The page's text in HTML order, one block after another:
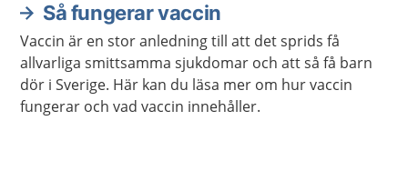
Så fungerar vaccin
Vaccin är en stor anledning till att det sprids få
allvarliga smittsamma sjukdomar och att så få barn
dör i Sverige. Här kan du läsa mer om hur vaccin
fungerar och vad vaccin innehåller.